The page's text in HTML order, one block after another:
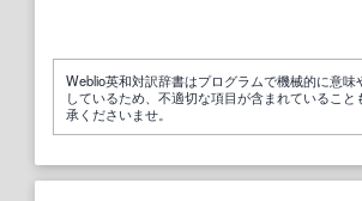
Weblio英和対訳辞書はプログラムで機械的に意味
しているため、不適切な項目が含まれていること
承くださいませ。